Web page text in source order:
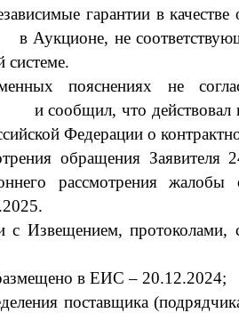
гарантиив качестве
в Аукционе, не
системе.
пояснениях не
и сообщил, что действовал
Федерации о
обращения Заявителя
рассмотрения жалобы
с Извещением,протоколами,
в ЕИС – 20.12.2024;
поставщика